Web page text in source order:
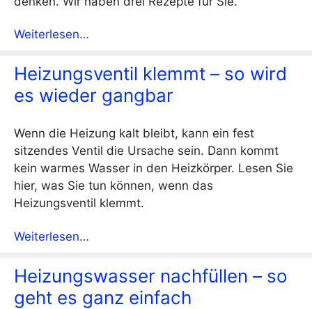
Weiterlesen…
Heizungsventil klemmt – so wird
es wieder gangbar
Wenn die Heizung kalt bleibt, kann ein fest
sitzendes Ventil die Ursache sein. Dann kommt
kein warmes Wasser in den Heizkörper. Lesen Sie
hier, was Sie tun können, wenn das
Heizungsventil klemmt.
Weiterlesen…
Heizungswasser nachfüllen – so
geht es ganz einfach